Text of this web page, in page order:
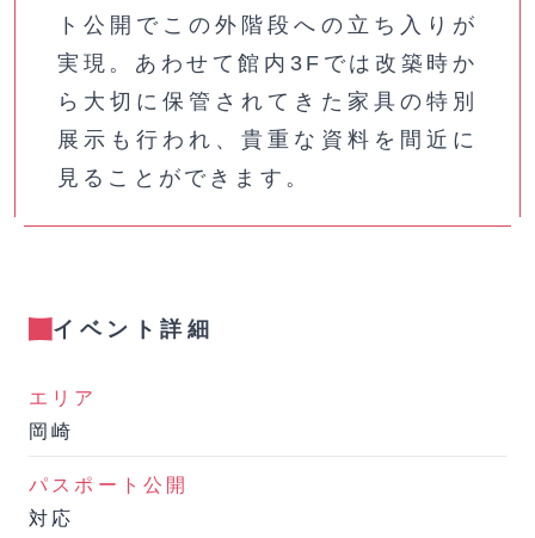
ト公開でこの外階段への立ち入りが
実現。あわせて館内3Fでは改築時か
ら大切に保管されてきた家具の特別
展示も行われ、貴重な資料を間近に
見ることができます。
イベント詳細
エリア
岡崎
パスポート公開
対応